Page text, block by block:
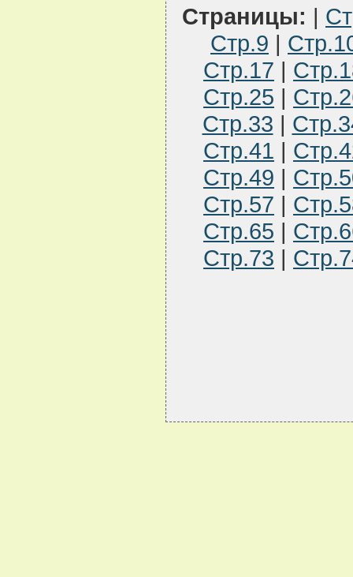
Страницы: |
Стр.9 |
Стр.17 |
Стр.25 |
Стр.33 |
Стр.41 |
Стр.49 |
Стр.57 |
Стр.65 |
Стр.73 |